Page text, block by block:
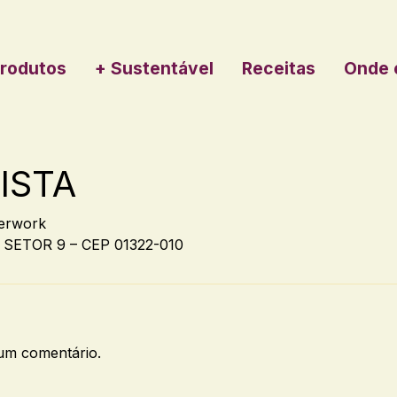
+ Sustentável Receitas Onde
9 – CEP 01322-010
comentário.